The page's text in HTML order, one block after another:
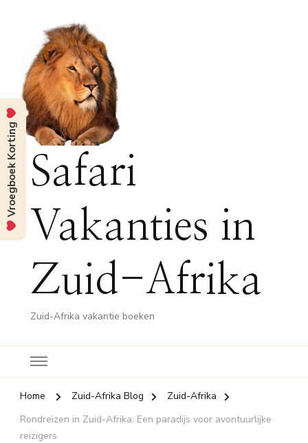
Safari
Vakanties in
Zuid-Afrika
Zuid-Afrika vakantie boeken
Home Zuid-Afrika Blog
Zuid-Afrika
Rondreizen in Zuid-Afrika: Een paradijs voor avontuurlijke
reizigers
Vroegboek Korting